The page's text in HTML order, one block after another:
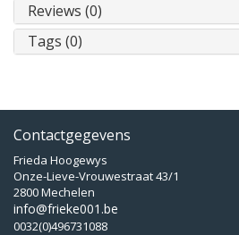
Reviews (0)
Tags (0)
Contactgegevens
Frieda Hoogewys
Onze-Lieve-Vrouwestraat 43/1
2800 Mechelen
info@frieke001.be
0032(0)496731088